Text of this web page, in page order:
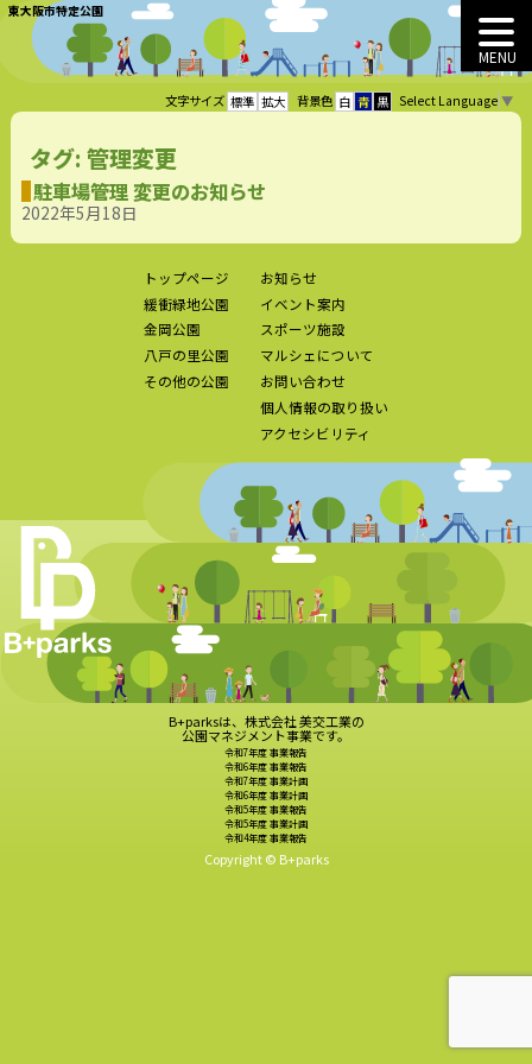
東大阪市特定公園
MENU
文字サイズ 標準 拡大 背景色 白 青 黒 Select Language ▼
タグ: 管理変更
駐車場管理 変更のお知らせ
2022年5月18日
トップページ
緩衝緑地公園
金岡公園
八戸の里公園
その他の公園
お知らせ
イベント案内
スポーツ施設
マルシェについて
お問い合わせ
個人情報の取り扱い
アクセシビリティ
B+parksは、株式会社 美交工業の
公園マネジメント事業です。
令和7年度 事業報告
令和6年度 事業報告
令和7年度 事業計画
令和6年度 事業計画
令和5年度 事業報告
令和5年度 事業計画
令和4年度 事業報告
Copyright © B+parks